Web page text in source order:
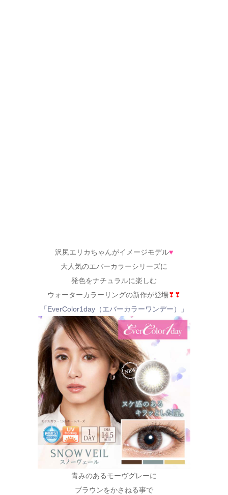
沢尻エリカちゃんがイメージモデル♥
大人気のエバーカラーシリーズに
発色をナチュラルに楽しむ
ウォーターカラーリングの新作が登場❣❣
「EverColor1day（エバーカラーワンデー）」
青みのあるモーヴグレーに
ブラウンをかさねる事で